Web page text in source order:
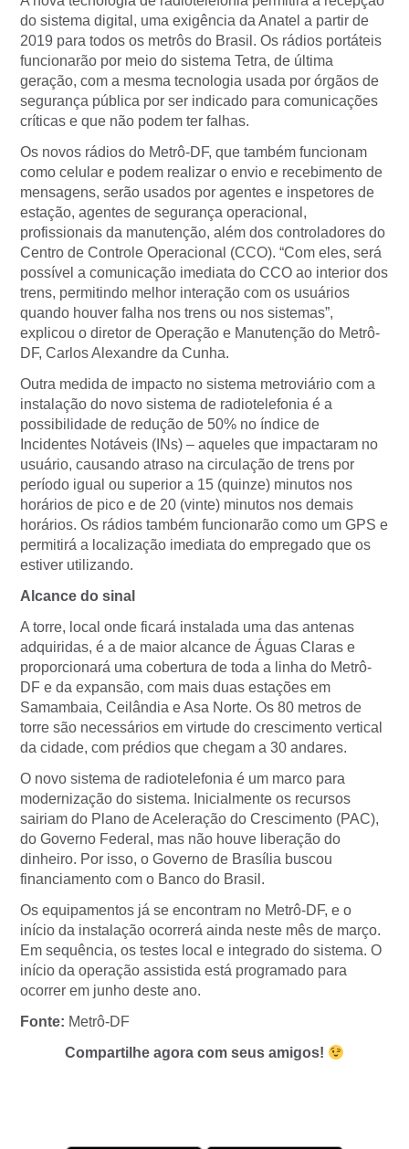
do sistema digital, uma exigência da Anatel a partir de
2019 para todos os metrôs do Brasil. Os rádios portáteis
funcionarão por meio do sistema Tetra, de última
geração, com a mesma tecnologia usada por órgãos de
segurança pública por ser indicado para comunicações
críticas e que não podem ter falhas.
Os novos rádios do Metrô-DF, que também funcionam
como celular e podem realizar o envio e recebimento de
mensagens, serão usados por agentes e inspetores de
estação, agentes de segurança operacional,
profissionais da manutenção, além dos controladores do
Centro de Controle Operacional (CCO). “Com eles, será
possível a comunicação imediata do CCO ao interior dos
trens, permitindo melhor interação com os usuários
quando houver falha nos trens ou nos sistemas”,
explicou o diretor de Operação e Manutenção do Metrô-
DF, Carlos Alexandre da Cunha.
Outra medida de impacto no sistema metroviário com a
instalação do novo sistema de radiotelefonia é a
possibilidade de redução de 50% no índice de
Incidentes Notáveis (INs) – aqueles que impactaram no
usuário, causando atraso na circulação de trens por
período igual ou superior a 15 (quinze) minutos nos
horários de pico e de 20 (vinte) minutos nos demais
horários. Os rádios também funcionarão como um GPS e
permitirá a localização imediata do empregado que os
estiver utilizando.
Alcance do sinal
A torre, local onde ficará instalada uma das antenas
adquiridas, é a de maior alcance de Águas Claras e
proporcionará uma cobertura de toda a linha do Metrô-
DF e da expansão, com mais duas estações em
Samambaia, Ceilândia e Asa Norte. Os 80 metros de
torre são necessários em virtude do crescimento vertical
da cidade, com prédios que chegam a 30 andares.
O novo sistema de radiotelefonia é um marco para
modernização do sistema. Inicialmente os recursos
sairiam do Plano de Aceleração do Crescimento (PAC),
do Governo Federal, mas não houve liberação do
dinheiro. Por isso, o Governo de Brasília buscou
financiamento com o Banco do Brasil.
Os equipamentos já se encontram no Metrô-DF, e o
início da instalação ocorrerá ainda neste mês de março.
Em sequência, os testes local e integrado do sistema. O
início da operação assistida está programado para
ocorrer em junho deste ano.
Fonte: Metrô-DF
Compartilhe agora com seus amigos!